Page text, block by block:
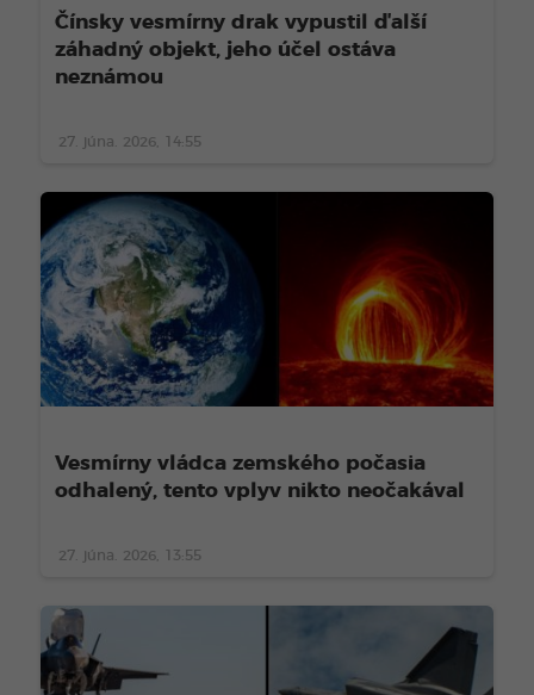
Čínsky vesmírny drak vypustil ďalší
záhadný objekt, jeho účel ostáva
neznámou
27. júna. 2026, 14:55
Vesmírny vládca zemského počasia
odhalený, tento vplyv nikto neočakával
27. júna. 2026, 13:55